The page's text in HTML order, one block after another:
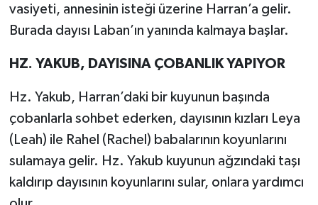
vasiyeti, annesinin isteği üzerine Harran’a gelir.
Burada dayısı Laban’ın yanında kalmaya başlar.
HZ. YAKUB, DAYISINA ÇOBANLIK YAPIYOR
Hz. Yakub, Harran’daki bir kuyunun başında
çobanlarla sohbet ederken, dayısının kızları Leya
(Leah) ile Rahel (Rachel) babalarının koyunlarını
sulamaya gelir. Hz. Yakub kuyunun ağzındaki taşı
kaldırıp dayısının koyunlarını sular, onlara yardımcı